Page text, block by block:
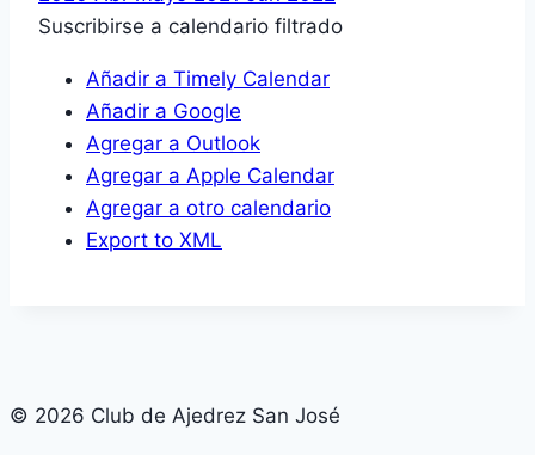
Suscribirse a calendario filtrado
Añadir a Timely Calendar
Añadir a Google
Agregar a Outlook
Agregar a Apple Calendar
Agregar a otro calendario
Export to XML
© 2026 Club de Ajedrez San José